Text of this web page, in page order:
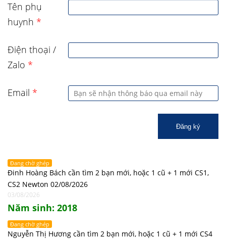
Tên phụ
huynh *
Điện thoại /
Zalo *
Email *
Đăng ký
Đang chờ ghép
Đinh Hoàng Bách cần tìm 2 bạn mới, hoặc 1 cũ + 1 mới CS1,
CS2 Newton 02/08/2026
03/08/2026
Năm sinh: 2018
Đang chờ ghép
Nguyễn Thị Hương cần tìm 2 bạn mới, hoặc 1 cũ + 1 mới CS4